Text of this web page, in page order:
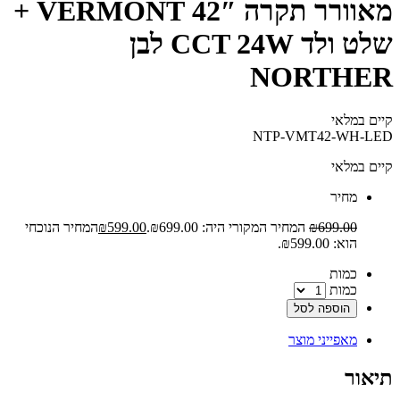
מאוורר תקרה 42″ VERMONT +
שלט ולד CCT 24W לבן
NORTHER
קיים במלאי‬
NTP-VMT42-WH-LED
קיים במלאי
‫מחיר‬
₪699.00 המחיר המקורי היה: ₪699.00. ₪599.00
המחיר הנוכחי
הוא: ₪599.00.
‫כמות‬
כמות
הוספה לסל
מאפייני מוצר
תיאור